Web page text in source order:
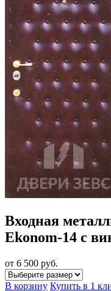
Входная
Ekonom-14 с
от 6 500 руб.
В корзину Купить в 1